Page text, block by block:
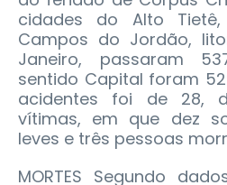
cidades do Alto
Campos do Jordão,
Janeiro, passaram
sentido Capital foram
acidentes foi de 28,
vítimas, em que dez
leves e três pessoas
MORTES Segundo